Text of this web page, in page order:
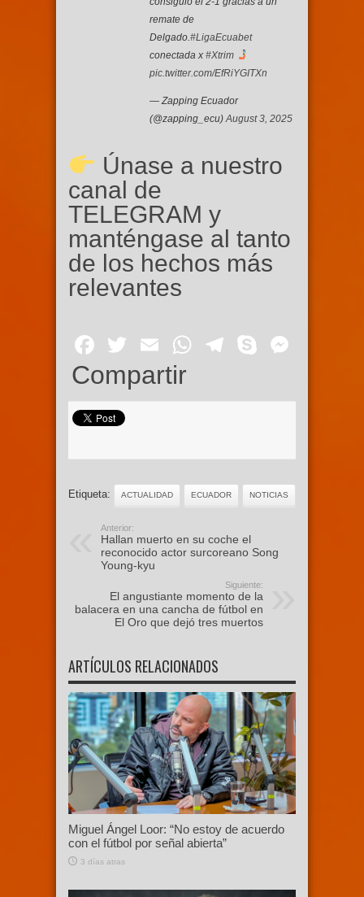
remate de
Delgado. #LigaEcuabet
conectada x #Xtrim
pic.twitter.com/EfRiYGITXn
— Zapping Ecuador
(@zapping_ecu) August 3, 2025
Únase a nuestro
canal de
TELEGRAM y
manténgase al tanto
de los hechos más
relevantes
Facebook
Twitter
EmailWhatsApp
Telegram
Skype
Compartir
Etiqueta: ACTUALIDAD ECUADOR NOTICIAS
Anterior:
Hallan muerto en su coche el
reconocido actor surcoreano Song
Young-kyu
Siguiente:
El angustiante momento de la
balacera en una cancha de fútbol en
El Oro que dejó tres muertos
ARTÍCULOS RELACIONADOS
Miguel Ángel Loor: “No estoy de acuerdo
con el fútbol por señal abierta”
3 días atras